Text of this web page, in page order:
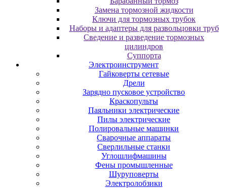
Замена тормозной жидкости
Ключи для тормозных трубок
Наборы и адаптеры для развольцовки труб
Сведение и разведение тормозных
цилиндров
Суппорта
Электроинструмент
Гайковерты сетевые
Дрели
Зарядно пусковое устройство
Краскопульты
Паяльники электрические
Пилы электрические
Полировальные машинки
Сварочные аппараты
Сверлильные станки
Углошлифмашины
Фены промышленные
Шуруповерты
Электролобзики